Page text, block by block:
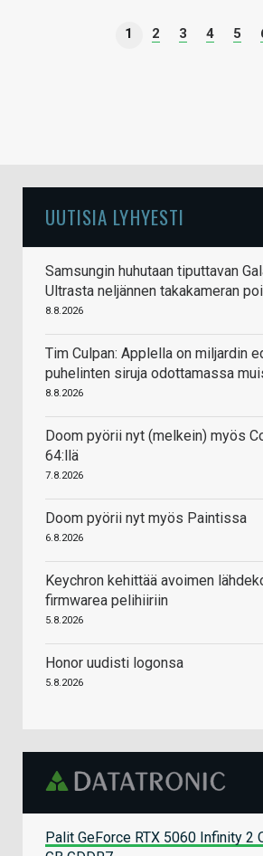
1 2 3 4 5
UUTISIA LYHYESTI
Samsungin huhutaan tiputtavan
Ultrasta neljännen takakameran
8.8.2026
Tim Culpan: Applella on miljardin
puhelinten siruja odottamassa
8.8.2026
Doom pyörii nyt (melkein) myös
64:llä
7.8.2026
Doom pyörii nyt myös Paintissa
6.8.2026
Keychron kehittää avoimen
firmwarea pelihiiriin
5.8.2026
Honor uudisti logonsa
5.8.2026
Palit GeForce RTX 5060 Infinity 2